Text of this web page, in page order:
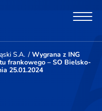
S.A. / Wygrana z ING
frankowego – SO Bielsko-
25.01.2024